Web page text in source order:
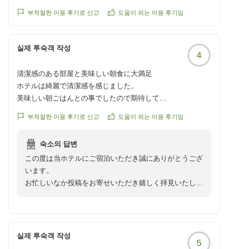
부적절한 이용 후기로 신고 도움이 되는 이용 후기임
실제 투숙객 작성
4
清潔感のある部屋と美味しい朝食に大満足
ホテルは綺麗で清潔感を感じました。
美味しい朝ごはんとの事でしたので期待して
ご飯もおかわりをしてしまいました。
また利用したいと思っております。
クチコミの詳細はこちらから
https://review.travel.rakuten.co.jp/hotel/voice/2926?
reviewId=33123478212615
부적절한 이용 후기로 신고 도움이 되는 이용 후기임
숙소의 답변
この度は当ホテルにご宿泊いただき誠にありがとうござ
います。
お忙しいなか投稿をお寄せいただき嬉しく拝見いたしま
葉をいただくこともございます。
バイキング形式やビュッフェ形式で朝食を提供するホテ
실제 투숙객 작성
5